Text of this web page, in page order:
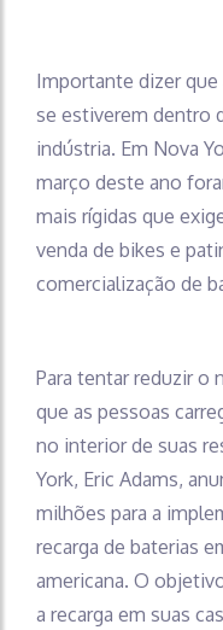
Importante dizer que
se estiverem dentro
indústria. Em Nova
março deste ano
mais rígidas que
venda de bikes e
comercialização de
Para tentar reduzir o
que as pessoas
no interior de suas
York, Eric Adams,
milhões para a
recarga de baterias
americana. O
a recarga em suas